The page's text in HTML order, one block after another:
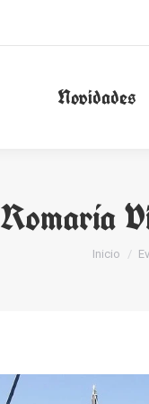
Novidades
Romaría
You are
Inicio
Novidades